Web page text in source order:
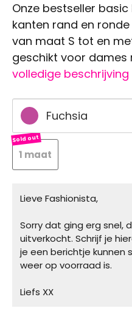
Onze bestseller
kanten rand en
van maat S tot en
geschikt voor dames
volledige beschrijving
Fuchsia
1 maat
Lieve Fashionista,
Sorry dat ging erg snel,
uitverkocht. Schrijf je
je een berichtje kunnen
weer op voorraad is.
Liefs XX